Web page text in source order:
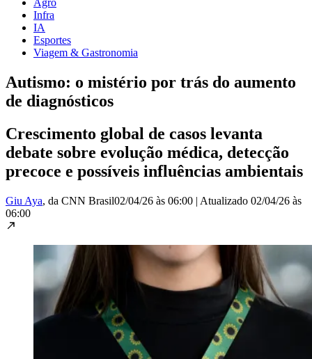
Agro
Infra
IA
Esportes
Viagem & Gastronomia
Autismo: o mistério por trás do aumento
de diagnósticos
Crescimento global de casos levanta
debate sobre evolução médica, detecção
precoce e possíveis influências ambientais
Giu Aya, da CNN Brasil02/04/26 às 06:00 | Atualizado 02/04/26 às
06:00